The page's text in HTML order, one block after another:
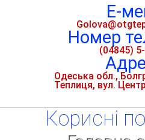
Е-
Номер
(04845)
Одеська обл.,
Теплиця, вул.
Кориснi